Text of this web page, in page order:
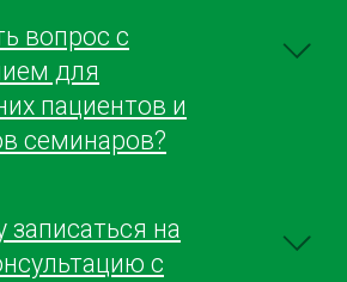
вопрос с
для
пациентов и
семинаров?
записаться на
с